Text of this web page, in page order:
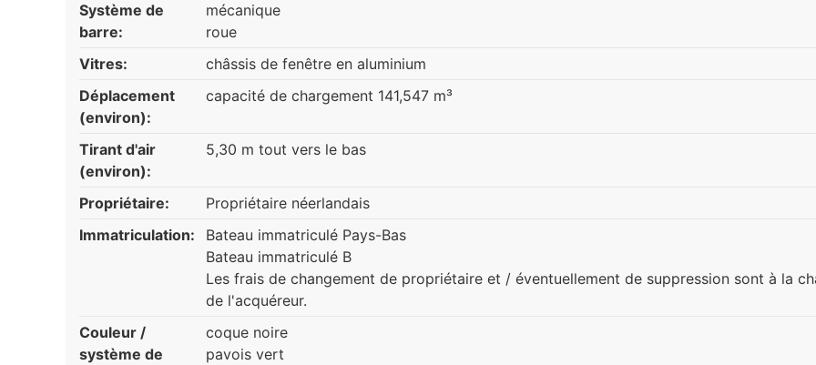
Système de
barre:
mécanique
roue
Vitres:
châssis de fenêtre en aluminium
Déplacement
(environ):
capacité de chargement 141,547 m³
Tirant d'air
(environ):
5,30 m tout vers le bas
Propriétaire:
Propriétaire néerlandais
Immatriculation:
Bateau immatriculé Pays-Bas
Bateau immatriculé B
Les frais de changement de propriétaire et / éventuellement de suppression sont à la
de l'acquéreur.
Couleur /
système de
coque noire
pavois vert